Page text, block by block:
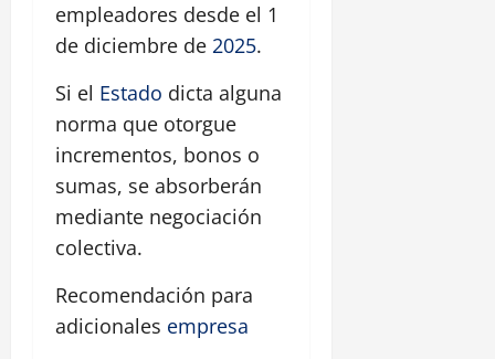
empleadores desde el 1
de diciembre de 2025.
Si el Estado dicta alguna
norma que otorgue
incrementos, bonos o
sumas, se absorberán
mediante negociación
colectiva.
Recomendación para
adicionales empresa